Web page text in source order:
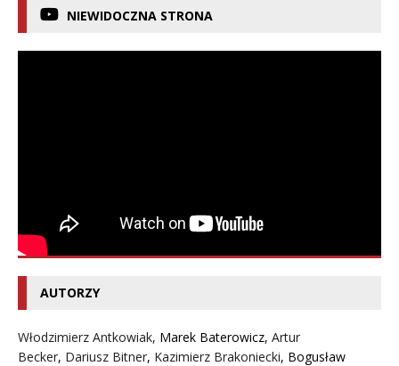
NIEWIDOCZNA STRONA
AUTORZY
Włodzimierz Antkowiak, Marek Baterowicz, Artur
Becker, Dariusz Bitner, Kazimierz Brakoniecki, Bogusław